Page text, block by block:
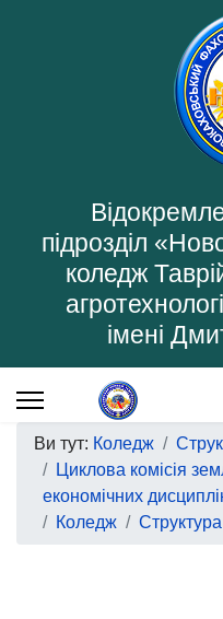
підрозділ
коледж
імені
Ви тут: Коледж
Циклова комісія
економічних
Коледж
Структура